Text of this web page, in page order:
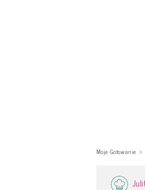
Moje Gotowanie